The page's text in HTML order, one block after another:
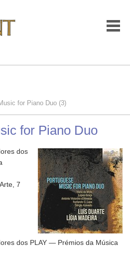
for Piano Duo (3)
for Piano Duo
dos
7
dos PLAY — Prémios da Música